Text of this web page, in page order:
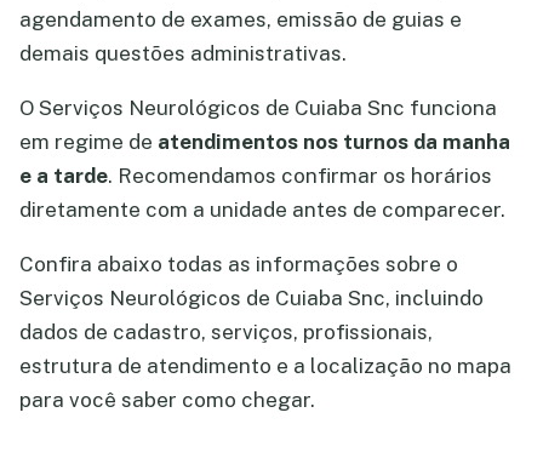
agendamento de exames, emissão de guias e
demais questões administrativas.
O Serviços Neurológicos de Cuiaba Snc funciona
em regime de atendimentos nos turnos da manha
e a tarde. Recomendamos confirmar os horários
diretamente com a unidade antes de comparecer.
Confira abaixo todas as informações sobre o
Serviços Neurológicos de Cuiaba Snc, incluindo
dados de cadastro, serviços, profissionais,
estrutura de atendimento e a localização no mapa
para você saber como chegar.